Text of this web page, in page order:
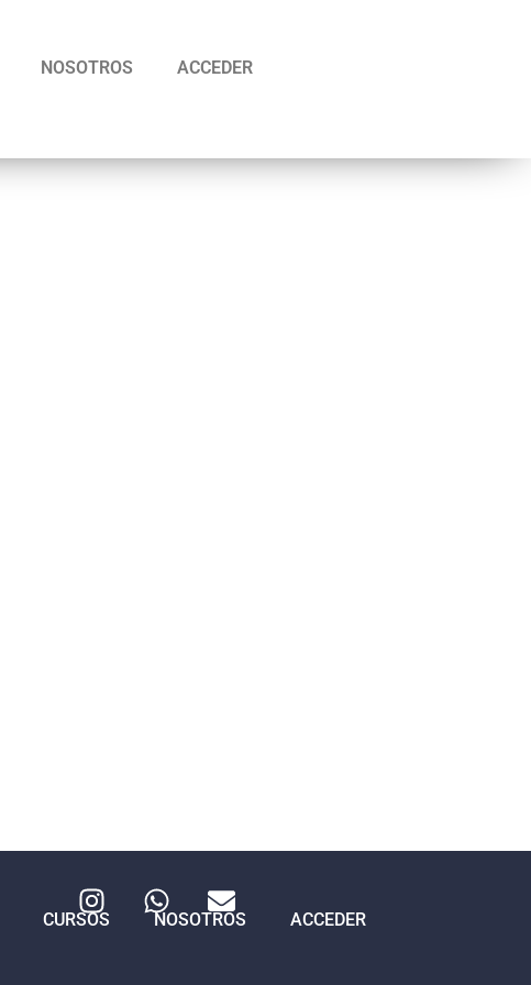
NOSOTROS ACCEDER
CURSOS NOSOTROS ACCEDER